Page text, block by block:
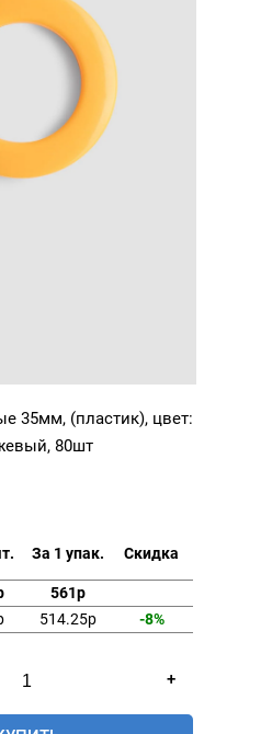
35мм, (пластик), цвет:
80шт
За 1 упак. Скидка
561р
514.25р -8%
+